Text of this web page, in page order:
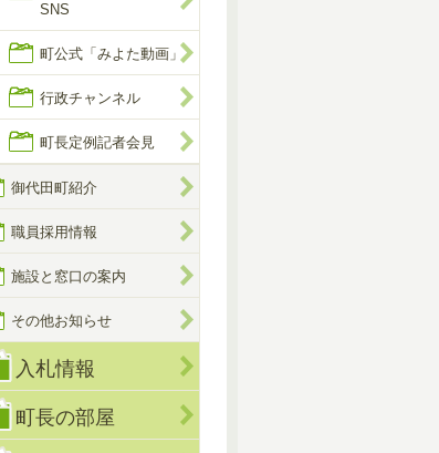
SNS
町公式「みよた動画」
行政チャンネル
町長定例記者会見
御代田町紹介
職員採用情報
施設と窓口の案内
その他お知らせ
入札情報
町長の部屋